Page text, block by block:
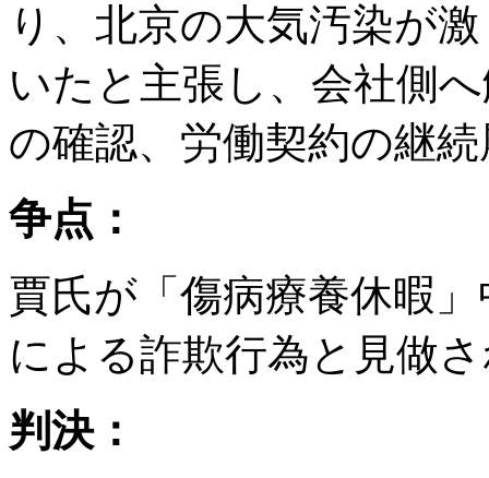
り、北京の大気汚染が
いたと主張し、会社側
の確認、労働契約の継
争点：
賈氏が「傷病療養休暇
による詐欺行為と見做
判決：